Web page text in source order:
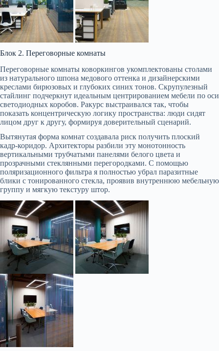
Блок 2. Переговорные комнаты
Переговорные комнаты коворкингов укомплектованы столами
из натурального шпона медового оттенка и дизайнерскими
креслами бирюзовых и глубоких синих тонов. Скрупулезный
стайлинг подчеркнут идеальным центрированием мебели по оси
светодиодных коробов. Ракурс выстраивался так, чтобы
показать концентрическую логику пространства: люди сидят
лицом друг к другу, формируя доверительный сценарий.
Вытянутая форма комнат создавала риск получить плоский
кадр-коридор. Архитекторы разбили эту монотонность
вертикальными трубчатыми панелями белого цвета и
прозрачными стеклянными перегородками. С помощью
поляризационного фильтра я полностью убрал паразитные
блики с тонированного стекла, проявив внутреннюю мебельную
группу и мягкую текстуру штор.